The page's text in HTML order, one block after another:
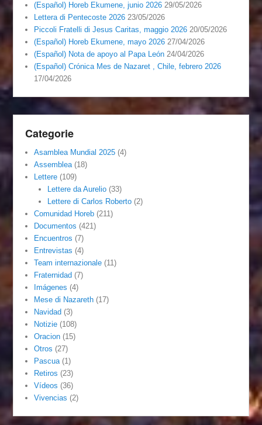
(Español) Horeb Ekumene, junio 2026 29/05/2026
Lettera di Pentecoste 2026 23/05/2026
Piccoli Fratelli di Jesus Caritas, maggio 2026 20/05/2026
(Español) Horeb Ekumene, mayo 2026 27/04/2026
(Español) Nota de apoyo al Papa León 24/04/2026
(Español) Crónica Mes de Nazaret , Chile, febrero 2026
17/04/2026
Categorie
Asamblea Mundial 2025 (4)
Assemblea (18)
Lettere (109)
Lettere da Aurelio(33)
Lettere di Carlos Roberto(2)
Comunidad Horeb (211)
Documentos (421)
Encuentros (7)
Entrevistas (4)
Team internazionale (11)
Fraternidad (7)
Imágenes (4)
Mese di Nazareth (17)
Navidad (3)
Notizie (108)
Oracion (15)
Otros (27)
Pascua (1)
Retiros (23)
Vídeos (36)
Vivencias (2)